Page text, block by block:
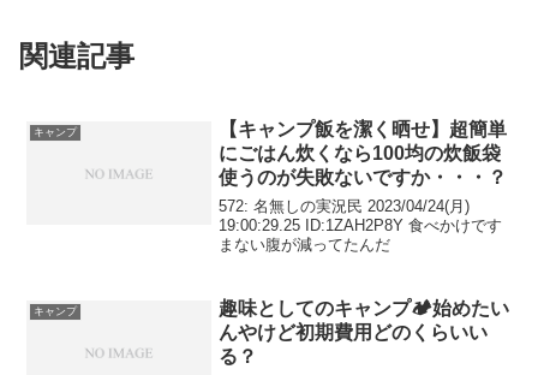
関連記事
キャンプ
【キャンプ飯を潔く晒せ】超簡単
にごはん炊くなら100均の炊飯袋
使うのが失敗ないですか・・・？
572: 名無しの実況民 2023/04/24(月)
19:00:29.25 ID:1ZAH2P8Y 食べかけです
まない腹が減ってたんだ
キャンプ
趣味としてのキャンプ🏕始めたい
んやけど初期費用どのくらいい
る？